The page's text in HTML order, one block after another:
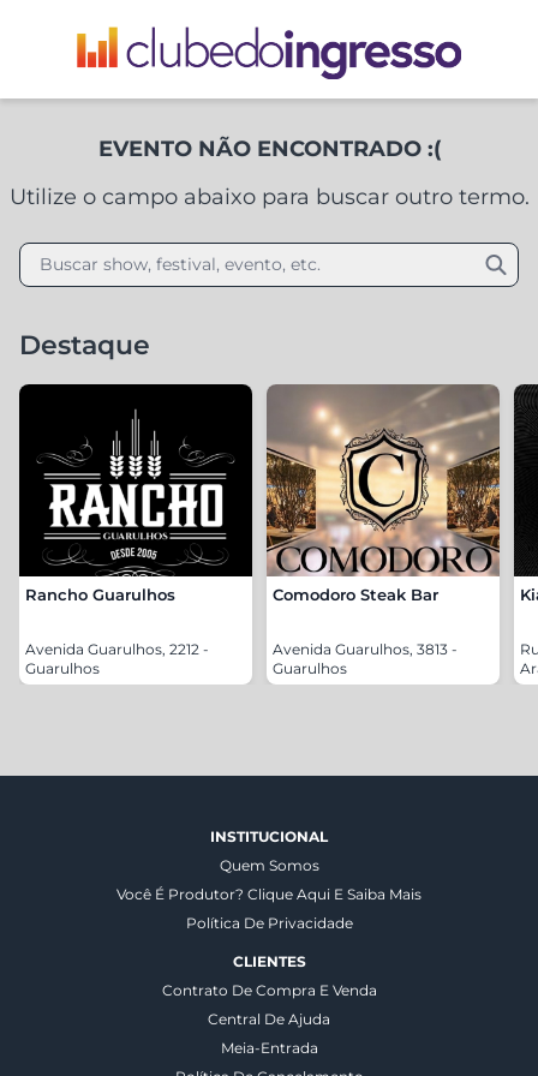
EVENTO NÃO ENCONTRADO :(
Utilize o campo abaixo para buscar outro termo.
Buscar show, festival, evento, etc.
Destaque
Rancho Guarulhos
Avenida Guarulhos, 2212 -
Guarulhos
Comodoro Steak Bar
Avenida Guarulhos, 3813 -
Guarulhos
INSTITUCIONAL
Quem Somos
Você É Produtor? Clique Aqui E Saiba Mais
Política De Privacidade
CLIENTES
Contrato De Compra E Venda
Central De Ajuda
Meia-Entrada